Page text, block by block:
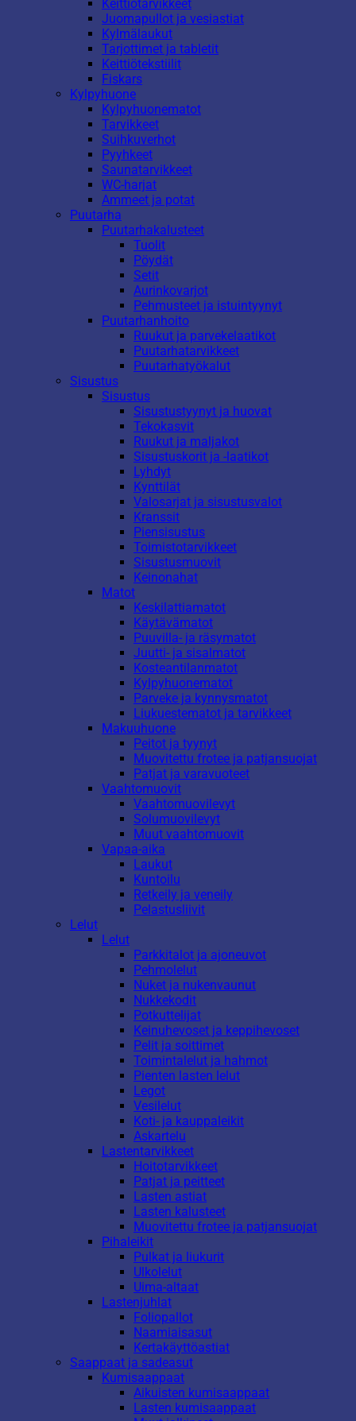
Keittiötarvikkeet
Juomapullot ja vesiastiat
Kylmälaukut
Tarjottimet ja tabletit
Keittiötekstiilit
Fiskars
Kylpyhuone
Kylpyhuonematot
Tarvikkeet
Suihkuverhot
Pyyhkeet
Saunatarvikkeet
WC-harjat
Ammeet ja potat
Puutarha
Puutarhakalusteet
Tuolit
Pöydät
Setit
Aurinkovarjot
Pehmusteet ja istuintyynyt
Puutarhanhoito
Ruukut ja parvekelaatikot
Puutarhatarvikkeet
Puutarhatyökalut
Sisustus
Sisustus
Sisustustyynyt ja huovat
Tekokasvit
Ruukut ja maljakot
Sisustuskorit ja -laatikot
Lyhdyt
Kynttilät
Valosarjat ja sisustusvalot
Kranssit
Piensisustus
Toimistotarvikkeet
Sisustusmuovit
Keinonahat
Matot
Keskilattiamatot
Käytävämatot
Puuvilla- ja räsymatot
Juutti- ja sisalmatot
Kosteantilanmatot
Kylpyhuonematot
Parveke ja kynnysmatot
Liukuestematot ja tarvikkeet
Makuuhuone
Peitot ja tyynyt
Muovitettu frotee ja patjansuojat
Patjat ja varavuoteet
Vaahtomuovit
Vaahtomuovilevyt
Solumuovilevyt
Muut vaahtomuovit
Vapaa-aika
Laukut
Kuntoilu
Retkeily ja veneily
Pelastusliivit
Lelut
Lelut
Parkkitalot ja ajoneuvot
Pehmolelut
Nuket ja nukenvaunut
Nukkekodit
Potkuttelijat
Keinuhevoset ja keppihevoset
Pelit ja soittimet
Toimintalelut ja hahmot
Pienten lasten lelut
Legot
Vesilelut
Koti- ja kauppaleikit
Askartelu
Lastentarvikkeet
Hoitotarvikkeet
Patjat ja peitteet
Lasten astiat
Lasten kalusteet
Muovitettu frotee ja patjansuojat
Pihaleikit
Pulkat ja liukurit
Ulkolelut
Uima-altaat
Lastenjuhlat
Foliopallot
Naamiaisasut
Kertakäyttöastiat
Saappaat ja sadeasut
Kumisaappaat
Aikuisten kumisaappaat
Lasten kumisaappaat